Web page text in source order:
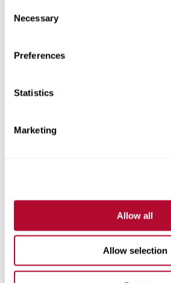
Selection
Necessary
Preferences
Statistics
Marketing
Allow all
Allow selection